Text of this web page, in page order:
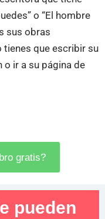
o “El hombre
sus obras
tienes que escribir su
o ir a su página de
gratis?
pueden